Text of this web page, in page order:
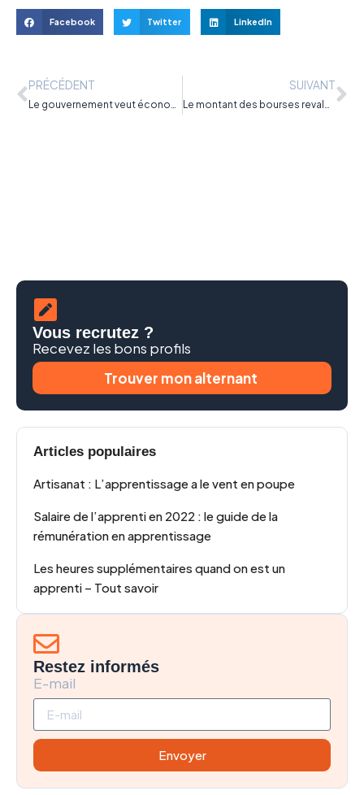
Facebook Twitter LinkedIn
PRÉCÉDENT SUIVANT
Vous recrutez ?
Recevez les bons profils
Trouver mon alternant
Articles populaires
Artisanat : L’apprentissage a le vent en poupe
Salaire de l’apprenti en 2022 : le guide de la
rémunération en apprentissage
Les heures supplémentaires quand on est un
apprenti – Tout savoir
Restez informés
E-mail
Envoyer